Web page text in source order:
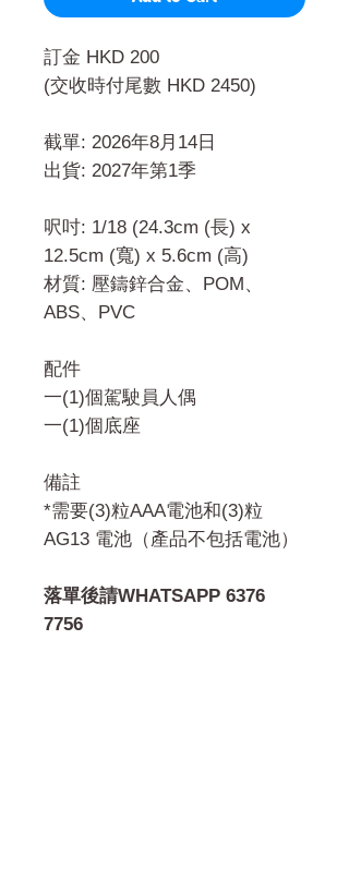
訂金 HKD 200
(交收時付尾數 HKD 2450)
截單: 2026年8月14日
出貨: 2027年第1季
呎吋: 1/18 (24.3cm (長) x
12.5cm (寬) x 5.6cm (高)
材質: 壓鑄鋅合金、POM、
ABS、PVC
配件
一(1)個駕駛員人偶
一(1)個底座
備註
*需要(3)粒AAA電池和(3)粒
AG13 電池（產品不包括電池）
落單後請WHATSAPP 6376
7756